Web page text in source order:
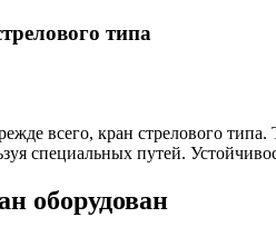
типа
всего, кран стрелового
специальных путей.
оборудован